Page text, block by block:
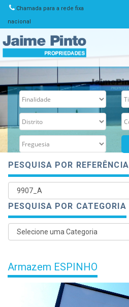
Chamada para a rede fixa
nacional
PESQUISA POR REFERÊNCIA
PESQUISA POR CATEGORIA
Armazem ESPINHO